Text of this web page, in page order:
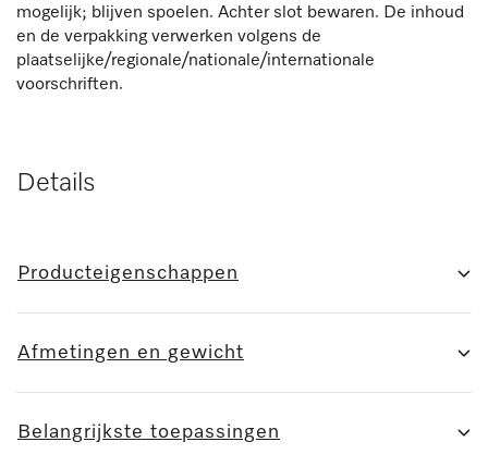
mogelijk; blijven spoelen. Achter slot bewaren. De inhoud
en de verpakking verwerken volgens de
plaatselijke/regionale/nationale/internationale
voorschriften.
Details
Producteigenschappen
Afmetingen en gewicht
Belangrijkste toepassingen